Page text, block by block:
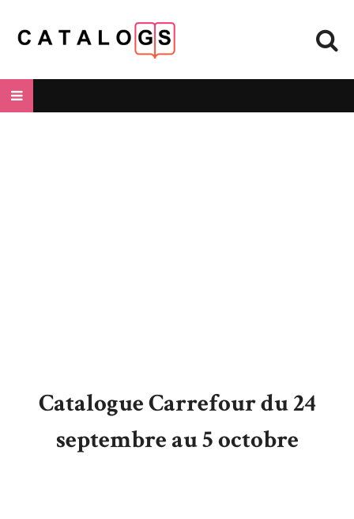
Catalogue Carrefour du 24
septembre au 5 octobre